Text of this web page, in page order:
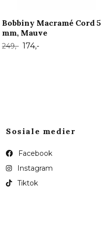
Bobbiny Macramé Cord 5
mm, Mauve
249,- 174,-
Sosiale medier
Facebook
Instagram
Tiktok